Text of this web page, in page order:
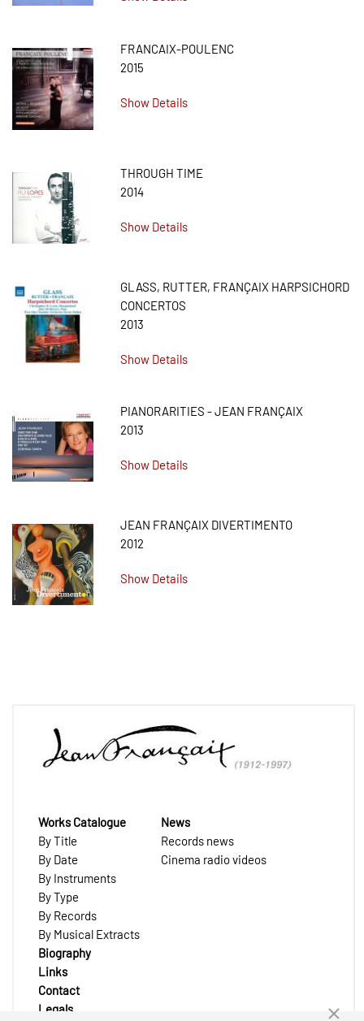
FRANCAIX-POULENC
2015
Show Details
THROUGH TIME
2014
Show Details
GLASS, RUTTER, FRANÇAIX HARPSICHORD
CONCERTOS
2013
Show Details
PIANORARITIES - JEAN FRANÇAIX
2013
Show Details
JEAN FRANÇAIX DIVERTIMENTO
2012
Show Details
Works Catalogue
By Title
By Date
By Instruments
By Type
By Records
By Musical Extracts
News
Records news
Cinema radio videos
Biography
Links
Contact
Legals